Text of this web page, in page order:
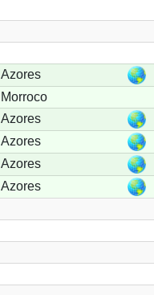
Azores
Morroco
Azores
Azores
Azores
Azores